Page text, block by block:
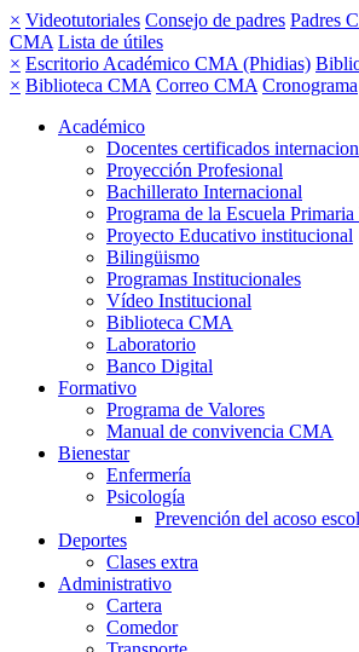
× Videotutoriales Consejo de padres Padres
CMA Lista de útiles
× Escritorio Académico CMA (Phidias)
× Biblioteca CMA Correo CMA Cronograma
Académico
Docentes certificados
Proyección Profesional
Bachillerato Internacional
Programa de la Escuela Primaria
Proyecto Educativo institucional
Bilingüismo
Programas Institucionales
Vídeo Institucional
Biblioteca CMA
Laboratorio
Banco Digital
Formativo
Programa de Valores
Manual de convivencia CMA
Bienestar
Enfermería
Psicología
Prevención del acoso
Deportes
Clases extra
Administrativo
Cartera
Comedor